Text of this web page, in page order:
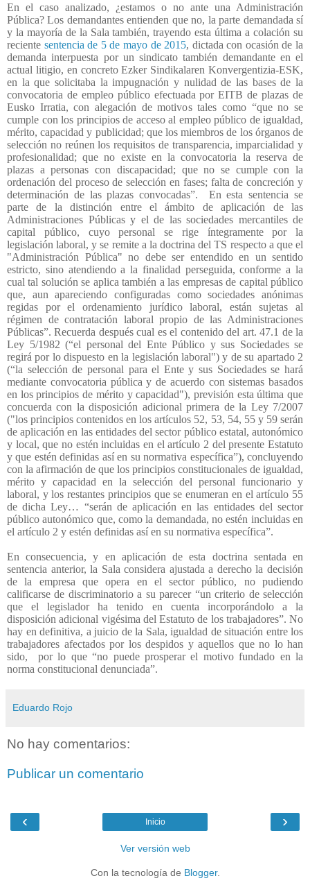
En el caso analizado, ¿estamos o no ante una Administración
Pública? Los demandantes entienden que no, la parte demandada sí
y la mayoría de la Sala también, trayendo esta última a colación su
reciente sentencia de 5 de mayo de 2015, dictada con ocasión de la
demanda interpuesta por un sindicato también demandante en el
actual litigio, en concreto Ezker Sindikalaren Konvergentizia-ESK,
en la que solicitaba la impugnación y nulidad de las bases de la
convocatoria de empleo público efectuada por EITB de plazas de
Eusko Irratia, con alegación de motivos tales como “que no se
cumple con los principios de acceso al empleo público de igualdad,
mérito, capacidad y publicidad; que los miembros de los órganos de
selección no reúnen los requisitos de transparencia, imparcialidad y
profesionalidad; que no existe en la convocatoria la reserva de
plazas a personas con discapacidad; que no se cumple con la
ordenación del proceso de selección en fases; falta de concreción y
determinación de las plazas convocadas”.
En esta sentencia se
parte de la distinción entre el ámbito de aplicación de las
Administraciones Públicas y el de las sociedades mercantiles de
capital público, cuyo personal se rige íntegramente por la
legislación laboral, y se remite a la doctrina del TS respecto a que el
"Administración Pública" no debe ser entendido en un sentido
estricto, sino atendiendo a la finalidad perseguida, conforme a la
cual tal solución se aplica también a las empresas de capital público
que, aun apareciendo configuradas como sociedades anónimas
regidas por el ordenamiento jurídico laboral, están sujetas al
régimen de contratación laboral propio de las Administraciones
Públicas”. Recuerda después cual es el contenido del art. 47.1 de la
Ley 5/1982 (“el personal del Ente Público y sus Sociedades se
regirá por lo dispuesto en la legislación laboral") y de su apartado 2
(“la selección de personal para el Ente y sus Sociedades se hará
mediante convocatoria pública y de acuerdo con sistemas basados
en los principios de mérito y capacidad"), previsión esta última que
concuerda con la disposición adicional primera de la Ley 7/2007
("los principios contenidos en los artículos 52, 53, 54, 55 y 59 serán
de aplicación en las entidades del sector público estatal, autonómico
y local, que no estén incluidas en el artículo 2 del presente Estatuto
y que estén definidas así en su normativa específica”), concluyendo
con la afirmación de que los principios constitucionales de igualdad,
mérito y capacidad en la selección del personal funcionario y
laboral, y los restantes principios que se enumeran en el artículo 55
de dicha Ley… “serán de aplicación en las entidades del sector
público autonómico que, como la demandada, no estén incluidas en
el artículo 2 y estén definidas así en su normativa específica”.
En consecuencia, y en aplicación de esta doctrina sentada en
sentencia anterior, la Sala considera ajustada a derecho la decisión
de la empresa que opera en el sector público, no pudiendo
calificarse de discriminatorio a su parecer “un criterio de selección
que el legislador ha tenido en cuenta incorporándolo a la
disposición adicional vigésima del Estatuto de los trabajadores”. No
hay en definitiva, a juicio de la Sala, igualdad de situación entre los
trabajadores afectados por los despidos y aquellos que no lo han
sido,
por lo que “no puede prosperar el motivo fundado en la
norma constitucional denunciada”.
Eduardo Rojo
No hay comentarios:
Publicar un comentario
‹ ›
Inicio
Ver versión web
Con la tecnología de Blogger.